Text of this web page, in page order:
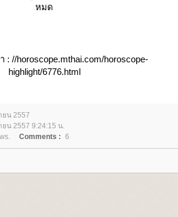
หมด
: //horoscope.mthai.com/horoscope-
highlight/6776.html
ยน 2557
น 2557 9:24:15 น.
Comments : 6